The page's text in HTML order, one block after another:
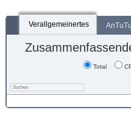
Verallgemeinertes AnTuTu
Total